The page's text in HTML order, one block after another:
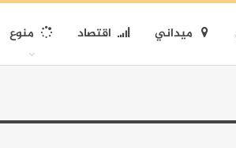
ميداني اقتصاد منوع